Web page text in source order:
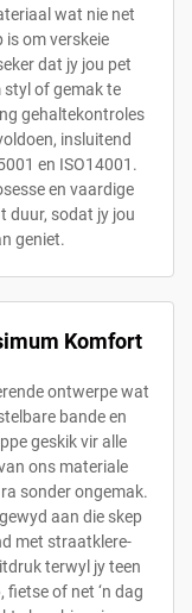
wat nie net
om verskeie
dat jy jou pet
styl of gemak te
gehaltekontroles
insluitend
en ISO14001.
en vaardige
duur, sodat jy jou
geniet.
Komfort
ontwerpe wat
bande en
geskik vir alle
ons materiale
sonder ongemak.
aan die skep
met straatklere-
terwyl jy teen
fietse of net ‘n dag